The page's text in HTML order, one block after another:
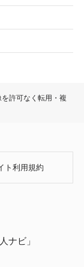
許可なく転用・複
ト利用規約
ナビ」